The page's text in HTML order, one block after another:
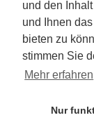
und den
und Ihnen
bieten zu
stimmen Sie
Mehr erfahren
Nur